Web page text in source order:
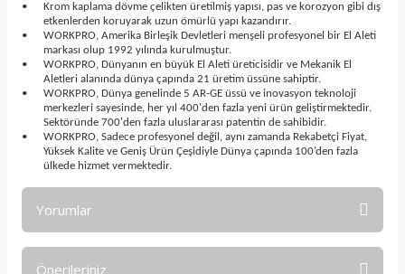
•
Krom kaplama dövme çelikten üretilmiş yapısı, pas ve korozyon gibi dış
etkenlerden koruyarak uzun ömürlü yapı kazandırır.
•
WORKPRO, Amerika Birleşik Devletleri menşeli profesyonel bir El Aleti
markası olup 1992 yılında kurulmuştur.
•
WORKPRO, Dünyanın en büyük El Aleti üreticisidir ve Mekanik El
Aletleri alanında dünya çapında 21 üretim üssüne sahiptir.
•
WORKPRO, Dünya genelinde 5 AR-GE üssü ve inovasyon teknoloji
merkezleri sayesinde, her yıl 400'den fazla yeni ürün geliştirmektedir.
Sektöründe 700'den fazla uluslararası patentin de sahibidir.
•
WORKPRO, Sadece profesyonel değil, aynı zamanda Rekabetçi Fiyat,
Yüksek Kalite ve Geniş Ürün Çeşidiyle Dünya çapında 100’den fazla
ülkede hizmet vermektedir.
Yorumlar
Önerileriniz